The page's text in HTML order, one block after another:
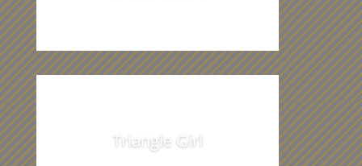
Triangle Girl